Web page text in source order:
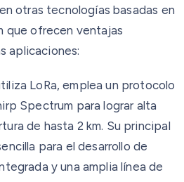
otras tecnologías basadas en
que ofrecen ventajas
aplicaciones:
LoRa, emplea un protocolo
Spectrum para lograr alta
de hasta 2 km. Su principal
para el desarrollo de
y una amplia línea de